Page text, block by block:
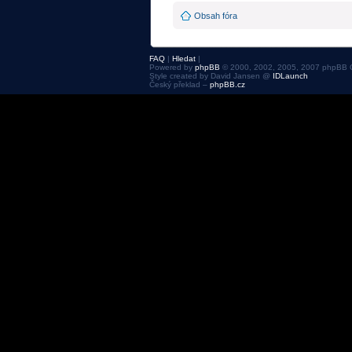
Obsah fóra
FAQ | Hledat |
Powered by phpBB © 2000, 2002, 2005, 2007 phpBB
Style created by David Jansen @ IDLaunch
Český překlad – phpBB.cz